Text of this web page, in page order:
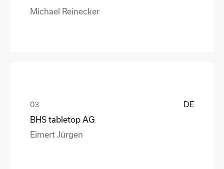
Michael Reinecker
DE
BHS tabletop AG
Eimert Jürgen